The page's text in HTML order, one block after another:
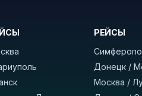
РЕЙСЫ
Донецк /
Москва /